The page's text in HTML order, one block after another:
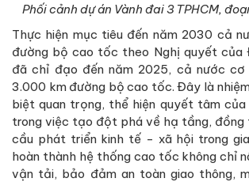
Phối cảnh dự án Vành đai 3 TPHCM,
Thực hiện mục tiêu đến năm 2030 cả
đường bộ cao tốc theo Nghị quyết của
đã chỉ đạo đến năm 2025, cả nước cơ
3.000 km đường bộ cao tốc. Đây là
biệt quan trọng, thể hiện quyết tâm
trong việc tạo đột phá về hạ tầng, đồng
cầu phát triển kinh tế - xã hội trong
hoàn thành hệ thống cao tốc không chỉ
vận tải, bảo đảm an toàn giao thông,